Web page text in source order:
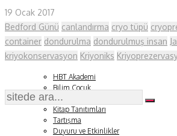
Gezegenimiz
Teknoyaşam
Fazlası
HBT Akademi
Bilim Çocuk
Soru ve Yanıt
Kitap Tanıtımları
Tartışma
Duyuru ve Etkinlikler
19 Ocak 2017
Bedford Günü canlandırma cryo tüpü
container dondurulma dondurulmuş insan
kriyokonservasyon Kriyoniks